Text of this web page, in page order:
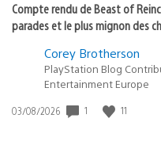
Compte rendu de Beast of
parades et le plus mignon des
Corey Brotherson
PlayStation Blog
Entertainment Europe
Date
03/08/2026 1 11